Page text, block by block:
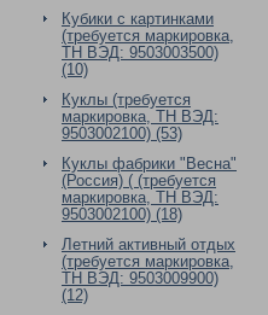
Кубики с картинками
(требуется маркировка,
ТН ВЭД: 9503003500)
(10)
Куклы (требуется
маркировка, ТН ВЭД:
9503002100) (53)
Куклы фабрики "Весна"
(Россия) ( (требуется
маркировка, ТН ВЭД:
9503002100) (18)
Летний активный отдых
(требуется маркировка,
ТН ВЭД: 9503009900)
(12)